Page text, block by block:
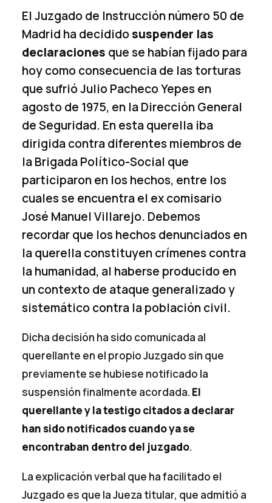
El Juzgado de Instrucción número 50 de
Madrid ha decididosuspender las
declaraciones que se habían fijado para
hoy como consecuencia de las torturas
que sufrió Julio Pacheco Yepes en
agosto de 1975, en la Dirección General
de Seguridad. En esta querella iba
dirigida contra diferentes miembros de
la Brigada Político-Social que
participaron en los hechos, entre los
cuales se encuentra el ex comisario
José Manuel Villarejo. Debemos
recordar que los hechos denunciados en
la querella constituyen crímenes contra
la humanidad, al haberse producido en
un contexto de ataque generalizado y
sistemático contra la población civil.
Dicha decisión ha sido comunicada al
querellante en el propio Juzgado sin que
previamente se hubiese notificado la
suspensión finalmente acordada. El
querellante y la testigo citados a declarar
han sido notificados cuando ya se
encontraban dentro del juzgado.
La explicación verbal que ha facilitado el
Juzgado es que la Jueza titular, que admitió a